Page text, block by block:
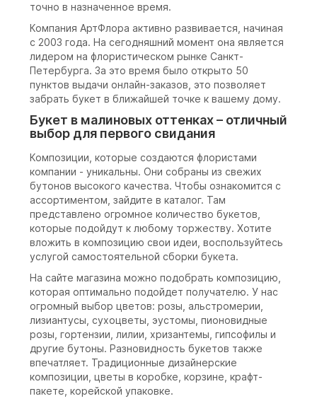
точно в назначенное время.
Компания АртФлора активно развивается, начиная
с 2003 года. На сегодняшний момент она является
лидером на флористическом рынке Санкт-
Петербурга. За это время было открыто 50
пунктов выдачи онлайн-заказов, это позволяет
забрать букет в ближайшей точке к вашему дому.
Букет в малиновых оттенках – отличный
выбор для первого свидания
Композиции, которые создаются флористами
компании - уникальны. Они собраны из свежих
бутонов высокого качества. Чтобы ознакомится с
ассортиментом, зайдите в каталог. Там
представлено огромное количество букетов,
которые подойдут к любому торжеству. Хотите
вложить в композицию свои идеи, воспользуйтесь
услугой самостоятельной сборки букета.
На сайте магазина можно подобрать композицию,
которая оптимально подойдет получателю. У нас
огромный выбор цветов: розы, альстромерии,
лизиантусы, сухоцветы, эустомы, пионовидные
розы, гортензии, лилии, хризантемы, гипсофилы и
другие бутоны. Разновидность букетов также
впечатляет. Традиционные дизайнерские
композиции, цветы в коробке, корзине, крафт-
пакете, корейской упаковке.